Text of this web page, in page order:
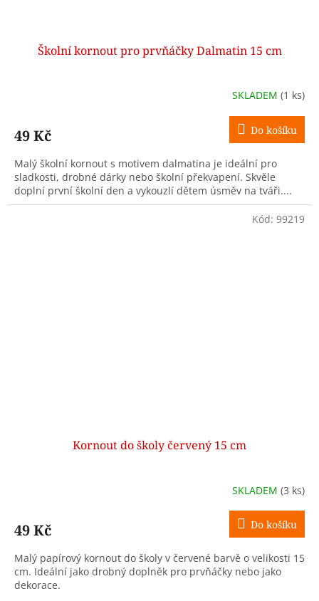
Školní kornout pro prvňáčky Dalmatin 15 cm
SKLADEM (1 ks)
49 Kč Do košíku
Malý školní kornout s motivem dalmatina je ideální pro
sladkosti, drobné dárky nebo školní překvapení. Skvěle
doplní první školní den a vykouzlí dětem úsměv na tváři....
Kornout do školy červený 15 cm
SKLADEM (3 ks)
49 Kč Do košíku
Malý papírový kornout do školy v červené barvě o velikosti 15
cm. Ideální jako drobný doplněk pro prvňáčky nebo jako
dekorace.
Kód: 99219